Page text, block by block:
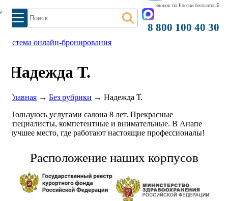
Найти:
Звонок по России бесплатный
8 800 100 40 30
система онлайн-бронирования
Надежда Т.
Главная → Без рубрики → Надежда Т.
Пользуюсь услугами салона 8 лет. Прекрасные
специалисты, компетентные и внимательные. В Анапе
лучшее место, где работают настоящие профессионалы!
Расположение наших корпусов